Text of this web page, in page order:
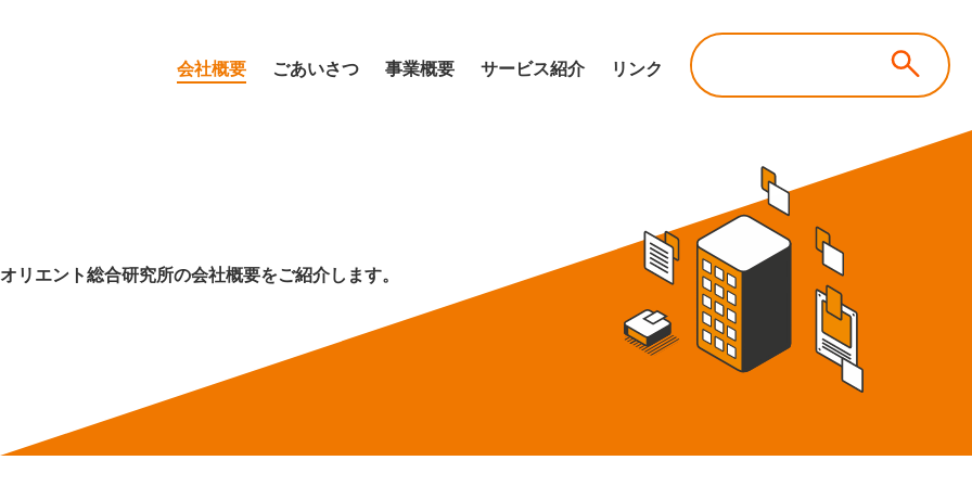
会社概要 ごあいさつ 事業概要 サービス紹介 リンク
オリエント総合研究所の会社概要をご紹介します。